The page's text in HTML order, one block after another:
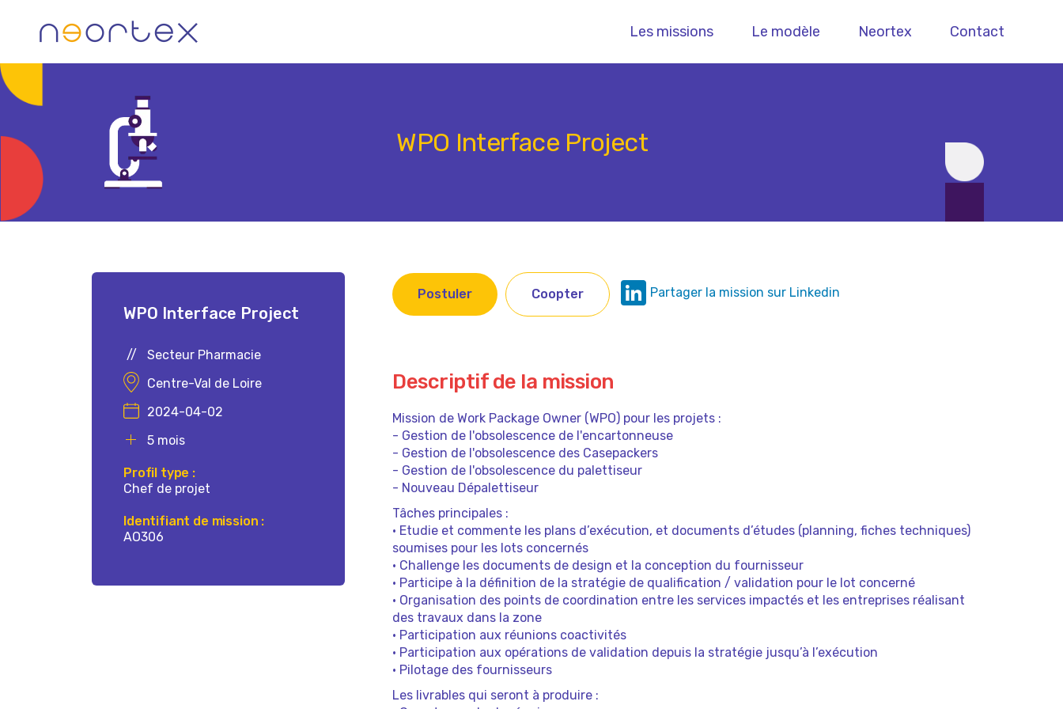
content
Les missions Le modèle Neortex Contact
WPO Interface Project
WPO Interface Project
Secteur Pharmacie
Centre-Val de Loire
2024-04-02
5 mois
Profil type :
Chef de projet
Identifiant de mission :
AO306
Postuler Coopter
Descriptif de la mission
Mission de Work Package Owner (WPO) pour les projets :
- Gestion de l'obsolescence de l'encartonneuse
- Gestion de l'obsolescence des Casepackers
- Gestion de l'obsolescence du palettiseur
- Nouveau Dépalettiseur
Tâches principales :
• Etudie et commente les plans d’exécution, et documents d’études (planning, fiches techniques)
soumises pour les lots concernés
• Challenge les documents de design et la conception du fournisseur
• Participe à la définition de la stratégie de qualification / validation pour le lot concerné
• Organisation des points de coordination entre les services impactés et les entreprises réalisant
des travaux dans la zone
• Participation aux réunions coactivités
• Participation aux opérations de validation depuis la stratégie jusqu’à l’exécution
• Pilotage des fournisseurs
Les livrables qui seront à produire :